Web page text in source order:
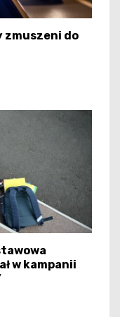
zmuszeni do
w kampanii